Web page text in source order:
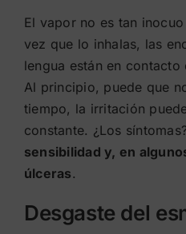
El vapor no es tan
vez que lo inhalas, las
lengua están en
Al principio, puede que
tiempo, la irritación
constante. ¿Los síntomas?
sensibilidad y, en
úlceras.
Desgaste del